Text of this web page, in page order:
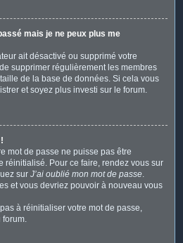
mais je ne peux plus me
ait désactivé ou supprimé votre
supprimer régulièrement les membres
de la base de données. Si cela vous
et soyez plus investi sur le forum.
mot de passe ne puisse pas être
réinitialisé. Pour ce faire, rendez vous sur
sur J’ai oublié mon mot de passe.
et vous devriez pouvoir à nouveau vous
à réinitialiser votre mot de passe,
forum.